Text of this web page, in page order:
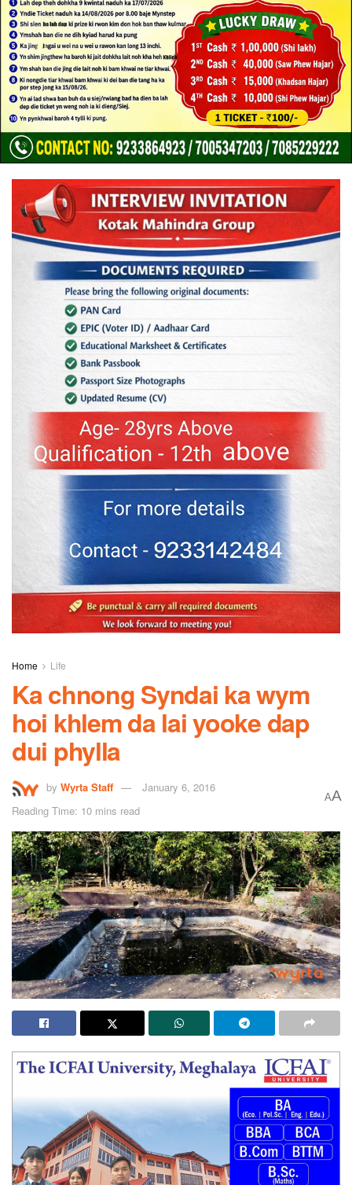
Home Life
Ka chnong Syndai ka wym
hoi khlem da lai yooke dap
dui phylla
by Wyrta Staff
January 6, 2016
Reading Time: 10 mins read
AA